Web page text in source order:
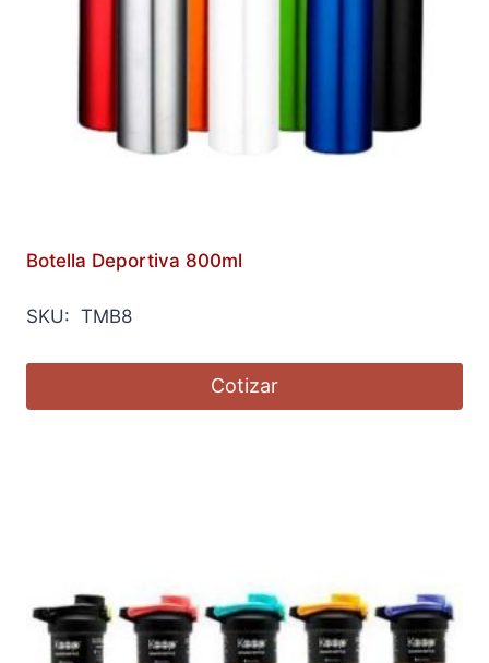
Botella Deportiva 800ml
SKU: TMB8
Cotizar